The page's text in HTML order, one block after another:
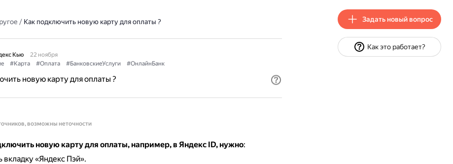
/ Как подключить новую карту для оплаты ?
Кью
22 ноября
#Карта #Оплата #БанковскиеУслуги #ОнлайнБанк
новую карту для оплаты ?
возможны неточности
новую карту для оплаты, например, в Яндекс ID, нужно:
вкладку «Яндекс Пэй».
Задать новый вопрос
Как это работает?